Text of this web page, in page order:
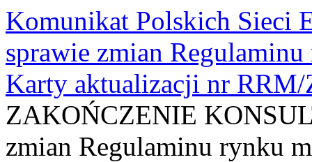
Komunikat Polskich Sieci
sprawie zmian
Karty aktualizacji nr
ZAKOŃCZENIE
zmian Regulaminu rynku